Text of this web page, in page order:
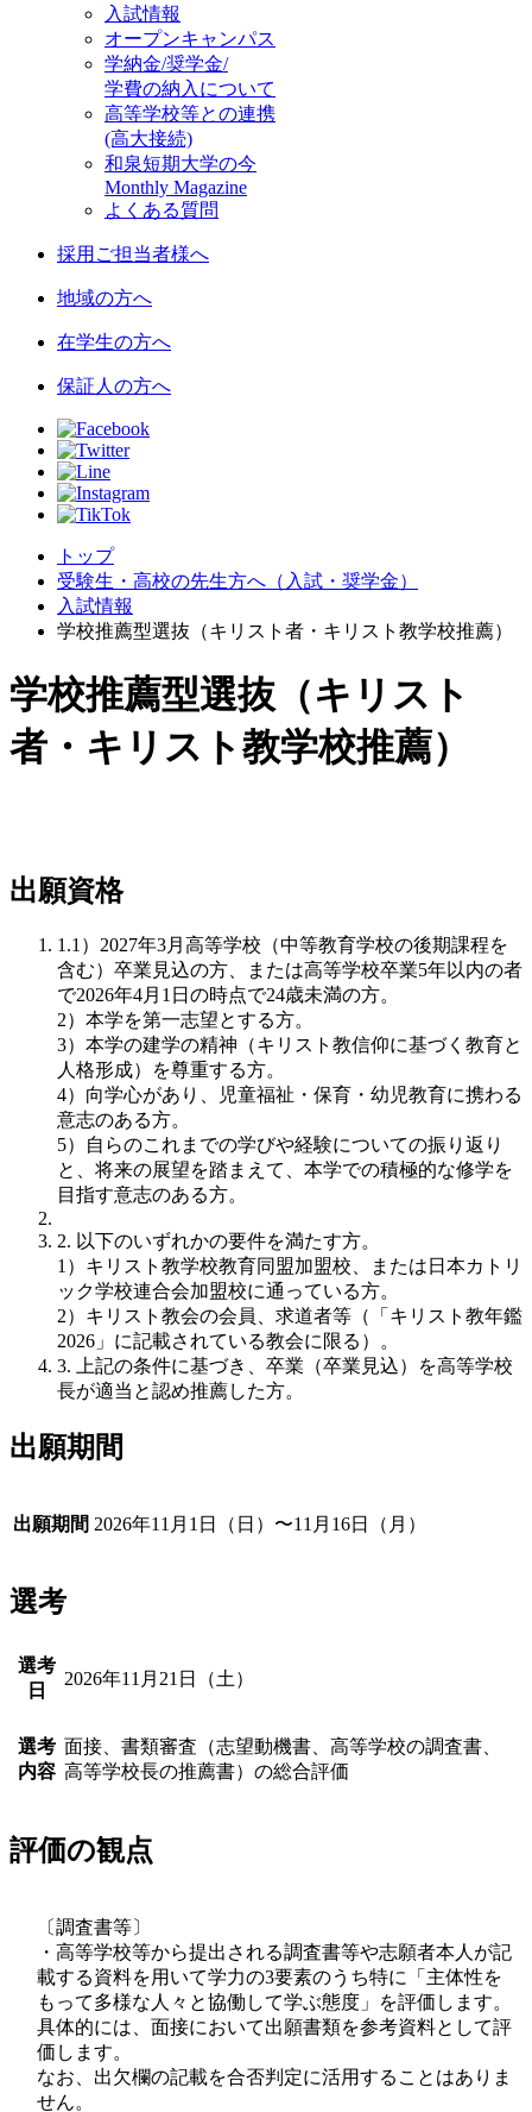
入試情報
オープンキャンパス
学納金/奨学金/
学費の納入について
高等学校等との連携
(高大接続)
和泉短期大学の今
Monthly Magazine
よくある質問
採用ご担当者様へ
地域の方へ
在学生の方へ
保証人の方へ
トップ
受験生・高校の先生方へ（入試・奨学金）
入試情報
学校推薦型選抜（キリスト者・キリスト教学校推薦）
学校推薦型選抜（キリスト
者・キリスト教学校推薦）
出願資格
1.1）2027年3月高等学校（中等教育学校の後期課程を
含む）卒業見込の方、または高等学校卒業5年以内の者
で2026年4月1日の時点で24歳未満の方。
2）本学を第一志望とする方。
3）本学の建学の精神（キリスト教信仰に基づく教育と
人格形成）を尊重する方。
4）向学心があり、児童福祉・保育・幼児教育に携わる
意志のある方。
5）自らのこれまでの学びや経験についての振り返り
と、将来の展望を踏まえて、本学での積極的な修学を
目指す意志のある方。
2. 以下のいずれかの要件を満たす方。
1）キリスト教学校教育同盟加盟校、または日本カトリ
ック学校連合会加盟校に通っている方。
2）キリスト教会の会員、求道者等（「キリスト教年鑑
2026」に記載されている教会に限る）。
3. 上記の条件に基づき、卒業（卒業見込）を高等学校
長が適当と認め推薦した方。
出願期間
出願期間 2026年11月1日（日）〜11月16日（月）
選考
選考
日
2026年11月21日（土）
選考
内容
面接、書類審査（志望動機書、高等学校の調査書、
高等学校長の推薦書）の総合評価
評価の観点
〔調査書等〕
・高等学校等から提出される調査書等や志願者本人が記
載する資料を用いて学力の3要素のうち特に「主体性を
もって多様な人々と協働して学ぶ態度」を評価します。
具体的には、面接において出願書類を参考資料として評
価します。
なお、出欠欄の記載を合否判定に活用することはありま
せん。